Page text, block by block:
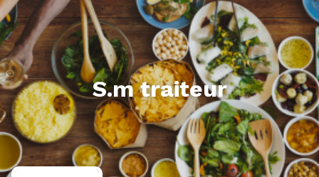
S.m traiteur